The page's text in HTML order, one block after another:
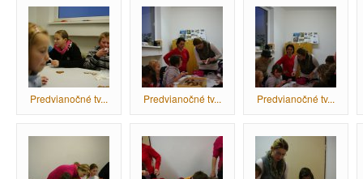
Predvianočné tv... Predvianočné tv... Predvianočné tv...